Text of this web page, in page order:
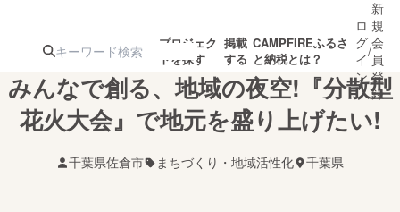
プロジェク
トを探す
注目のリ
ターン
注目の新着プロ
ジェクト
募集終了が近いプ
ロジェクト
もうすぐ公開
されます
掲載
する
CAMPFIREふるさ
と納税とは？
ロ
グ
イ
ン
/
新
規
会
員
登
録
みんなで創る、地域の夜空!『分散型
花火大会』で地元を盛り上げたい!
千葉県佐倉市 まちづくり・地域活性化 千葉県